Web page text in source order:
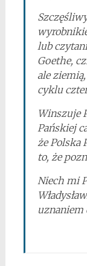
lub
Goethe,
ale
cyklu
Winszuje
Pańskiej
że Polska
to, że
Niech mi
uznaniem